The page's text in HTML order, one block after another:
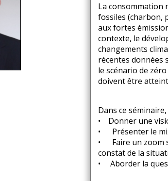
La consommation
fossiles (charbon,
aux fortes
contexte, le
changements
récentes données
le scénario de
doivent être
Dans ce
• Donner une
• Présenter le
• Faire un zoom
constat de la
• Aborder la